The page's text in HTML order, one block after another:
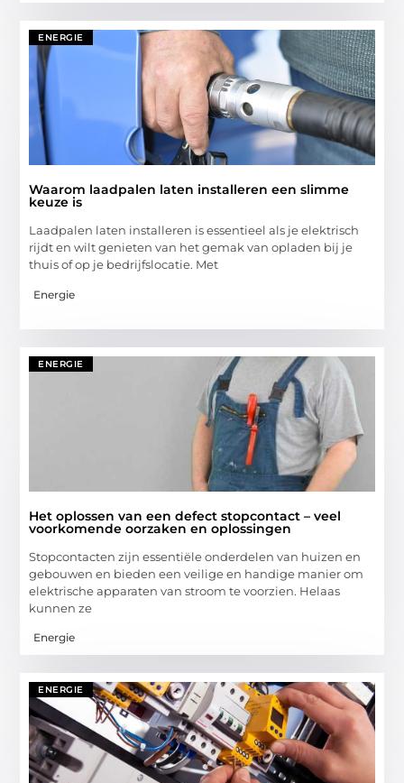
ENERGIE
Waarom laadpalen laten installeren een slimme
keuze is
Laadpalen laten installeren is essentieel als je elektrisch
rijdt en wilt genieten van het gemak van opladen bij je
thuis of op je bedrijfslocatie. Met
Energie
ENERGIE
Het oplossen van een defect stopcontact – veel
voorkomende oorzaken en oplossingen
Stopcontacten zijn essentiële onderdelen van huizen en
gebouwen en bieden een veilige en handige manier om
elektrische apparaten van stroom te voorzien. Helaas
kunnen ze
Energie
ENERGIE